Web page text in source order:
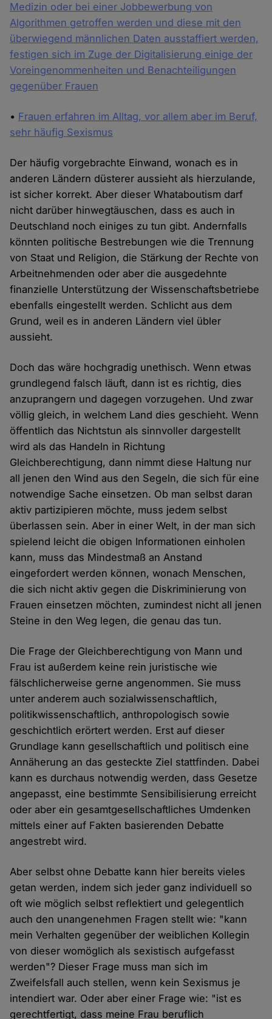
Medizin oder bei einer Jobbewerbung von
Algorithmen getroffen werden und diese mit den
überwiegend männlichen Daten ausstaffiert werden,
festigen sich im Zuge der Digitalisierung einige der
Voreingenommenheiten und Benachteiligungen
gegenüber Frauen
• Frauen erfahren im Alltag, vor allem aber im Beruf,
sehr häufig Sexismus
Der häufig vorgebrachte Einwand, wonach es in
anderen Ländern düsterer aussieht als hierzulande,
ist sicher korrekt. Aber dieser Whataboutism darf
nicht darüber hinwegtäuschen, dass es auch in
Deutschland noch einiges zu tun gibt. Andernfalls
könnten politische Bestrebungen wie die Trennung
von Staat und Religion, die Stärkung der Rechte von
Arbeitnehmenden oder aber die ausgedehnte
finanzielle Unterstützung der Wissenschaftsbetriebe
ebenfalls eingestellt werden. Schlicht aus dem
Grund, weil es in anderen Ländern viel übler
aussieht.
Doch das wäre hochgradig unethisch. Wenn etwas
grundlegend falsch läuft, dann ist es richtig, dies
anzuprangern und dagegen vorzugehen. Und zwar
völlig gleich, in welchem Land dies geschieht. Wenn
öffentlich das Nichtstun als sinnvoller dargestellt
wird als das Handeln in Richtung
Gleichberechtigung, dann nimmt diese Haltung nur
all jenen den Wind aus den Segeln, die sich für eine
notwendige Sache einsetzen. Ob man selbst daran
aktiv partizipieren möchte, muss jedem selbst
überlassen sein. Aber in einer Welt, in der man sich
spielend leicht die obigen Informationen einholen
kann, muss das Mindestmaß an Anstand
eingefordert werden können, wonach Menschen,
die sich nicht aktiv gegen die Diskriminierung von
Frauen einsetzen möchten, zumindest nicht all jenen
Steine in den Weg legen, die genau das tun.
Die Frage der Gleichberechtigung von Mann und
Frau ist außerdem keine rein juristische wie
fälschlicherweise gerne angenommen. Sie muss
unter anderem auch sozialwissenschaftlich,
politikwissenschaftlich, anthropologisch sowie
geschichtlich erörtert werden. Erst auf dieser
Grundlage kann gesellschaftlich und politisch eine
Annäherung an das gesteckte Ziel stattfinden. Dabei
kann es durchaus notwendig werden, dass Gesetze
angepasst, eine bestimmte Sensibilisierung erreicht
oder aber ein gesamtgesellschaftliches Umdenken
mittels einer auf Fakten basierenden Debatte
angestrebt wird.
Aber selbst ohne Debatte kann hier bereits vieles
getan werden, indem sich jeder ganz individuell so
oft wie möglich selbst reflektiert und gelegentlich
auch den unangenehmen Fragen stellt wie: "kann
mein Verhalten gegenüber der weiblichen Kollegin
von dieser womöglich als sexistisch aufgefasst
werden"? Dieser Frage muss man sich im
Zweifelsfall auch stellen, wenn kein Sexismus je
intendiert war. Oder aber einer Frage wie: "ist es
gerechtfertigt, dass meine Frau beruflich